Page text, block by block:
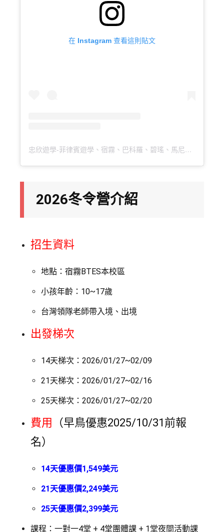
在 Instagram 查看這則貼文
忠欣遊學-菲律賓遊學、宿霧、巴科羅、碧瑤、馬尼拉、克拉克、怡朗（@GOESLTW_MAIN）分享的貼文
2026冬令營介紹
招生資料
地點：宿霧BTES本校區
小孩年齡：10~17歲
台灣領隊老師帶入境、出境
出發梯次
14天梯次：2026/01/27~02/09
21天梯次：2026/01/27~02/16
25天梯次：2026/01/27~02/20
費用
（早鳥優惠2025/10/31前報
名）
14天優惠價1,549美元
21天優惠價2,249美元
25天優惠價2,399美元
課程：一對一4堂 + 4堂團體課 + 1堂夜間活動課